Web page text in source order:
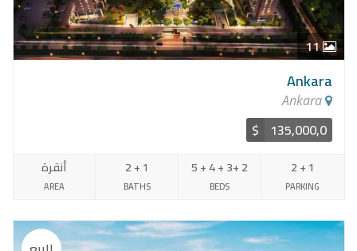
11
Ankara
Ankara
135,000,0
$
أنقرة
AREA
1 + 2
BATHS
2 +3 + 4 + 5
BEDS
1 + 2
PARKING